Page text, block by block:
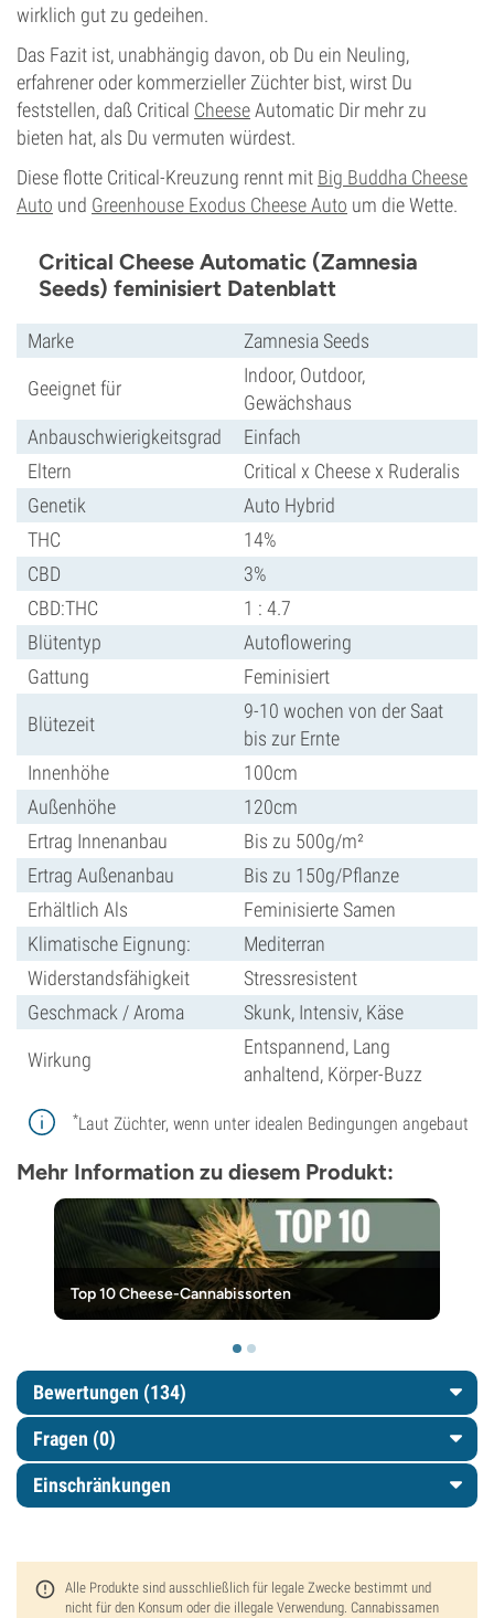
wirklich gut zu gedeihen.
Das Fazit ist, unabhängig davon, ob Du ein Neuling,
erfahrener oder kommerzieller Züchter bist, wirst Du
feststellen, daß Critical CheeseAutomatic Dir mehr zu
bieten hat, als Du vermuten würdest.
Diese flotte Critical-Kreuzung rennt mit Big Buddha Cheese
Auto und Greenhouse Exodus Cheese Auto um die Wette.
Critical Cheese Automatic (Zamnesia
Seeds) feminisiert Datenblatt
Marke Zamnesia Seeds
Geeignet für
Indoor, Outdoor,
Gewächshaus
Anbauschwierigkeitsgrad
Einfach
Eltern
Critical x Cheese x Ruderalis
Genetik
Auto Hybrid
THC
14%
CBD
3%
CBD:THC
1 : 4.7
Blütentyp
Autoflowering
Gattung
Feminisiert
Blütezeit
9-10 wochen von der Saat
bis zur Ernte
Innenhöhe
100cm
Außenhöhe
120cm
Ertrag Innenanbau
Bis zu 500g/m²
Ertrag Außenanbau
Bis zu 150g/Pflanze
Erhältlich Als
Feminisierte Samen
Klimatische Eignung:
Mediterran
Widerstandsfähigkeit
Stressresistent
Geschmack / Aroma
Skunk, Intensiv, Käse
Wirkung
Entspannend, Lang
anhaltend, Körper-Buzz
*Laut Züchter, wenn unter idealen Bedingungen angebaut
Mehr Information zu diesem Produkt:
Top 10 Cheese-Cannabissorten
Bewertungen (134)
Fragen (0)
Einschränkungen
Alle Produkte sind ausschließlich für legale Zwecke bestimmt und
nicht für den Konsum oder die illegale Verwendung. Cannabissamen